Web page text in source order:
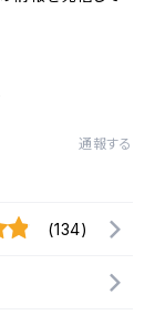
通報する
(134)